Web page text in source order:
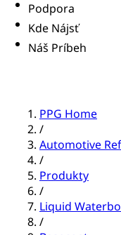
Podpora
Kde Nájsť
Náš Príbeh
PPG Home
/
Automotive
/
Produkty
/
Liquid
/